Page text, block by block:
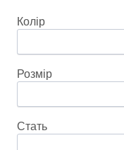
Колір
Розмір
Стать